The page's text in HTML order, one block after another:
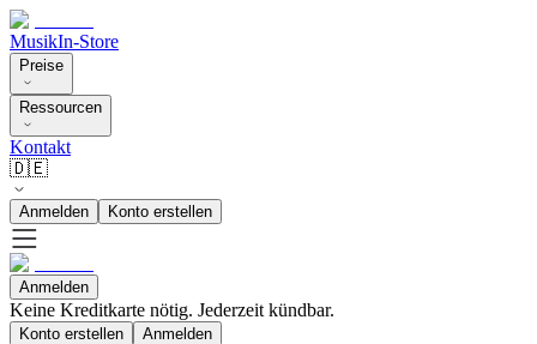
MusikIn-Store
Preise
Ressourcen
Kontakt
🇩🇪
Anmelden Konto erstellen
Anmelden
Keine Kreditkarte nötig. Jederzeit kündbar.
Konto erstellen Anmelden